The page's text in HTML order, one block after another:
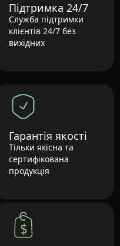
Підтримка 24/7
Служба підтримки
клієнтів 24/7 без
вихідних
Гарантія якості
Тільки якісна та
сертифікована
продукція